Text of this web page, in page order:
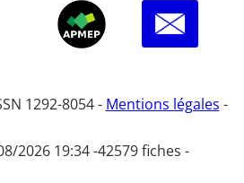
1292-8054 - Mentions légales -
2026 19:34 -42579 fiches -